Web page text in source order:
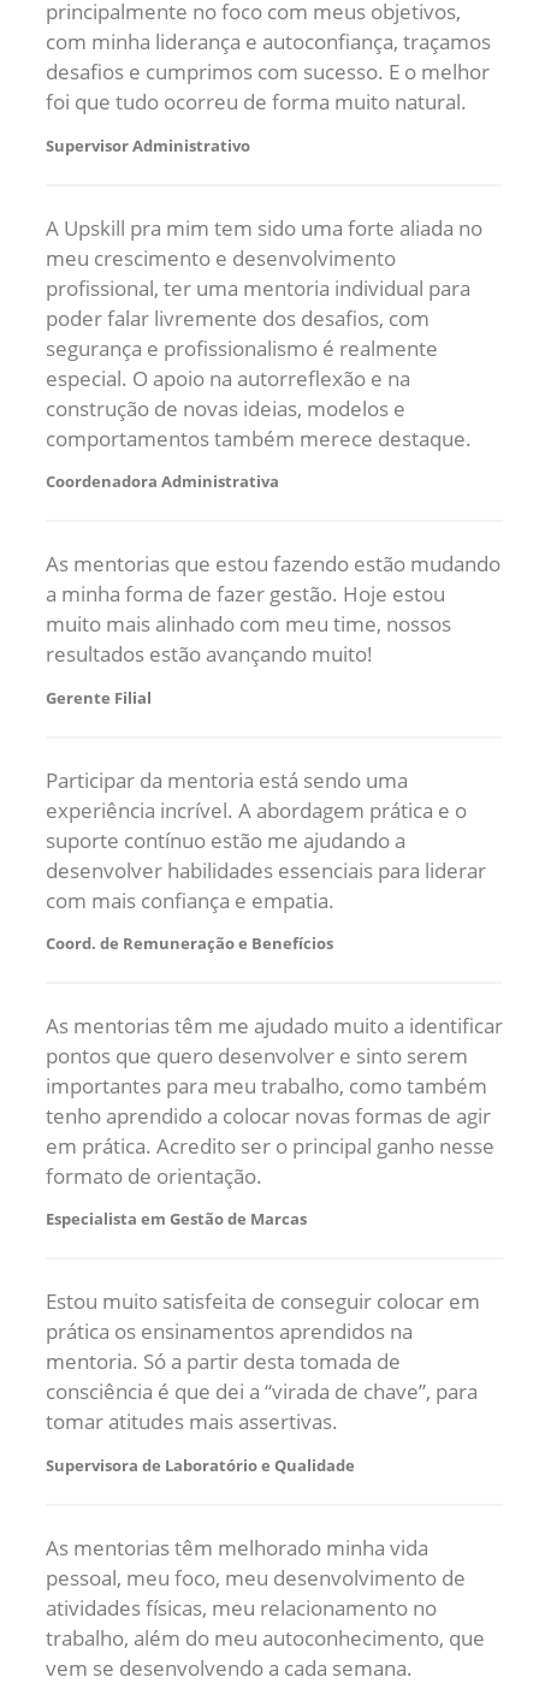
principalmente no foco com meus objetivos,
com minha liderança e autoconfiança, traçamos
desafios e cumprimos com sucesso. E o melhor
foi que tudo ocorreu de forma muito natural.
Supervisor Administrativo
A Upskill pra mim tem sido uma forte aliada no
meu crescimento e desenvolvimento
profissional, ter uma mentoria individual para
poder falar livremente dos desafios, com
segurança e profissionalismo é realmente
especial. O apoio na autorreflexão e na
construção de novas ideias, modelos e
comportamentos também merece destaque.
Coordenadora Administrativa
As mentorias que estou fazendo estão mudando
a minha forma de fazer gestão. Hoje estou
muito mais alinhado com meu time, nossos
resultados estão avançando muito!
Gerente Filial
Participar da mentoria está sendo uma
experiência incrível. A abordagem prática e o
suporte contínuo estão me ajudando a
desenvolver habilidades essenciais para liderar
com mais confiança e empatia.
Coord. de Remuneração e Benefícios
As mentorias têm me ajudado muito a identificar
pontos que quero desenvolver e sinto serem
importantes para meu trabalho, como também
tenho aprendido a colocar novas formas de agir
em prática. Acredito ser o principal ganho nesse
formato de orientação.
Especialista em Gestão de Marcas
Estou muito satisfeita de conseguir colocar em
prática os ensinamentos aprendidos na
mentoria. Só a partir desta tomada de
consciência é que dei a “virada de chave”, para
tomar atitudes mais assertivas.
Supervisora de Laboratório e Qualidade
As mentorias têm melhorado minha vida
pessoal, meu foco, meu desenvolvimento de
atividades físicas, meu relacionamento no
trabalho, além do meu autoconhecimento, que
vem se desenvolvendo a cada semana.